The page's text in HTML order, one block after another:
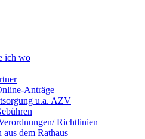
ich wo
Anträge
u.a. AZV
Richtlinien
dem Rathaus